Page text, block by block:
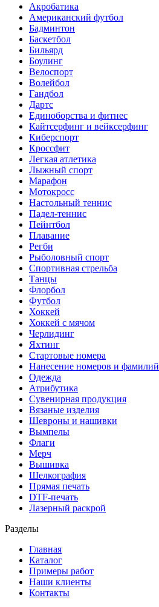
Акробатика
Американский футбол
Бадминтон
Баскетбол
Бильярд
Боулинг
Велоспорт
Волейбол
Гандбол
Дартс
Единоборства и фитнес
Кайтсерфинг и вейксерфинг
Киберспорт
Кроссфит
Легкая атлетика
Лыжный спорт
Марафон
Мотокросс
Настольный теннис
Падел-теннис
Пейнтбол
Плавание
Регби
Рыболовный спорт
Спортивная стрельба
Танцы
Флорбол
Футбол
Хоккей
Хоккей с мячом
Черлидинг
Яхтинг
Стартовые номера
Нанесение номеров и фамилий
Одежда
Атрибутика
Сувенирная продукция
Вязаные изделия
Шевроны и нашивки
Вымпелы
Флаги
Мерч
Вышивка
Шелкография
Прямая печать
DTF-печать
Лазерный раскрой
Разделы
Главная
Каталог
Примеры работ
Наши клиенты
Контакты